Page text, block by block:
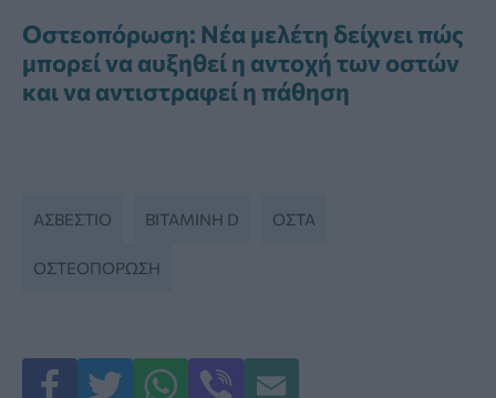
Οστεοπόρωση: Νέα μελέτη δείχνει πώς
μπορεί να αυξηθεί η αντοχή των οστών
και να αντιστραφεί η πάθηση
ΑΣΒΈΣΤΙΟ ΒΙΤΑΜΊΝΗ D ΟΣΤΆ
ΟΣΤΕΟΠΟΡΩΣΗ